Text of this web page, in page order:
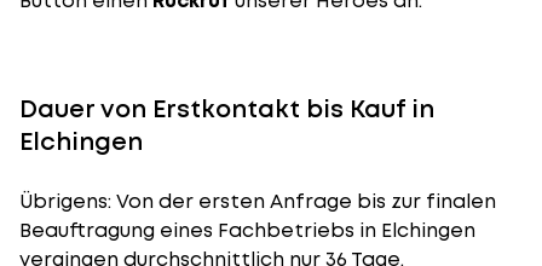
Dauer von Erstkontakt bis Kauf in
Elchingen
Übrigens: Von der ersten Anfrage bis zur finalen
Beauftragung eines Fachbetriebs in Elchingen
vergingen durchschnittlich nur 36 Tage.